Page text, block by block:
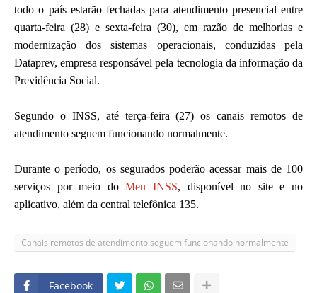
todo o país estarão fechadas para atendimento presencial entre
quarta-feira (28) e sexta-feira (30), em razão de melhorias e
modernização dos sistemas operacionais, conduzidas pela
Dataprev, empresa responsável pela tecnologia da informação da
Previdência Social.
Segundo o INSS, até terça-feira (27) os canais remotos de
atendimento seguem funcionando normalmente.
Durante o período, os segurados poderão acessar mais de 100
serviços por meio doMeu INSS, disponível no site e no
aplicativo, além da central telefônica 135.
Canais remotos de atendimento seguem funcionando normalmente
Facebook